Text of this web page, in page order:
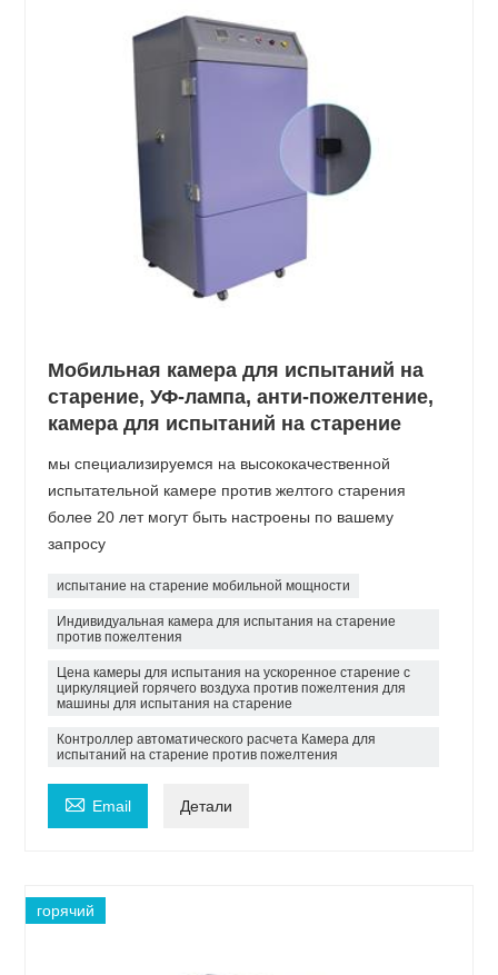
Мобильная камера для испытаний на
старение, УФ-лампа, анти-пожелтение,
камера для испытаний на старение
мы специализируемся на высококачественной
испытательной камере против желтого старения
более 20 лет могут быть настроены по вашему
запросу
испытание на старение мобильной мощности
Индивидуальная камера для испытания на старение
против пожелтения
Цена камеры для испытания на ускоренное старение с
циркуляцией горячего воздуха против пожелтения для
машины для испытания на старение
Контроллер автоматического расчета Камера для
испытаний на старение против пожелтения
 Email Детали
горячий